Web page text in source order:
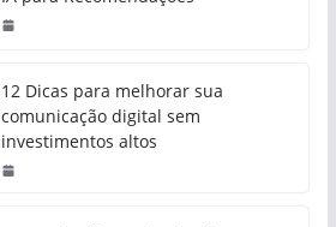
12 Dicas para melhorar sua
comunicação digital sem
investimentos altos